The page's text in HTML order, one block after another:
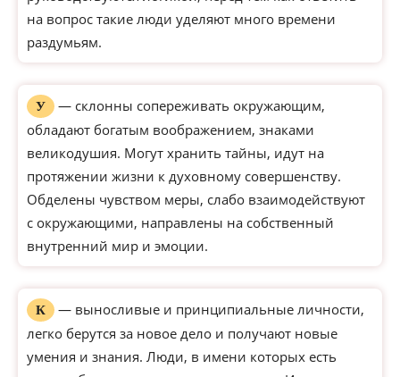
на вопрос такие люди уделяют много времени
раздумьям.
У
— склонны сопереживать окружающим,
обладают богатым воображением, знаками
великодушия. Могут хранить тайны, идут на
протяжении жизни к духовному совершенству.
Обделены чувством меры, слабо взаимодействуют
с окружающими, направлены на собственный
внутренний мир и эмоции.
К
— выносливые и принципиальные личности,
легко берутся за новое дело и получают новые
умения и знания. Люди, в имени которых есть